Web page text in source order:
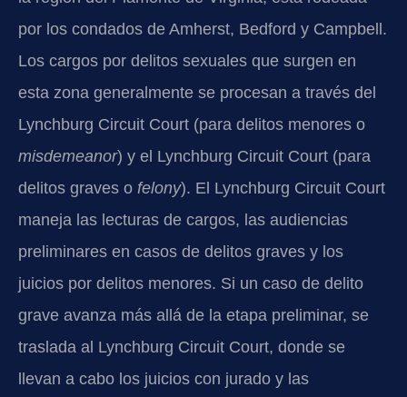
por los condados de Amherst, Bedford y Campbell.
Los cargos por delitos sexuales que surgen en
esta zona generalmente se procesan a través del
Lynchburg Circuit Court (para delitos menores o
misdemeanor) y el Lynchburg Circuit Court (para
delitos graves o felony). El Lynchburg Circuit Court
maneja las lecturas de cargos, las audiencias
preliminares en casos de delitos graves y los
juicios por delitos menores. Si un caso de delito
grave avanza más allá de la etapa preliminar, se
traslada al Lynchburg Circuit Court, donde se
llevan a cabo los juicios con jurado y las